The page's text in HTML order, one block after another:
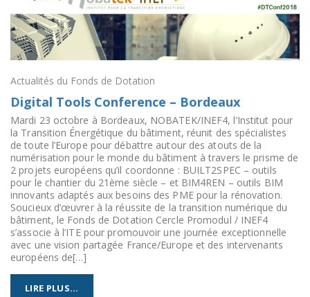
Actualités du Fonds de Dotation
Digital Tools Conference – Bordeaux
Mardi 23 octobre à Bordeaux, NOBATEK/INEF4, l’Institut pour
la Transition Énergétique du bâtiment, réunit des spécialistes
de toute l’Europe pour débattre autour des atouts de la
numérisation pour le monde du bâtiment à travers le prisme de
2 projets européens qu’il coordonne : BUILT2SPEC – outils
pour le chantier du 21ème siècle – et BIM4REN – outils BIM
innovants adaptés aux besoins des PME pour la rénovation.
Soucieux d’œuvrer à la réussite de la transition numérique du
bâtiment, le Fonds de Dotation Cercle Promodul / INEF4
s’associe à l’ITE pour promouvoir une journée exceptionnelle
avec une vision partagée France/Europe et des intervenants
européens de[…]
LIRE PLUS...